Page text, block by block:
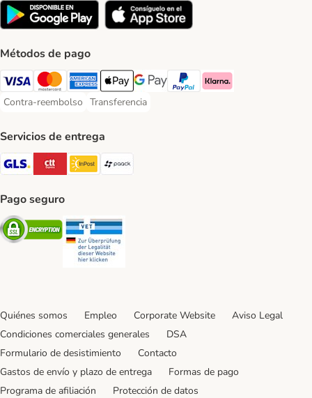
Métodos de pago
Visa Payment Method
Mastercard Payment Method
American Express Payment Method
Apple Pay Payment Method
Google Pay Payment Method
PayPal Payment Method
Klarna Payment Method
Contra-reembolso
Contra-reembolso Payment Method
Transferencia
Transferencia Payment Method
Servicios de entrega
GLS Shipping Method
CTTExpress Shipping Method
InPost Shipping Method
paack Shipping Method
Pago seguro
Security
Quiénes somos Empleo Corporate Website
Aviso Legal
Condiciones comerciales generales
DSA
Formulario de desistimiento
Contacto
Gastos de envío y plazo de entrega
Formas de pago
Programa de afiliación
Protección de datos